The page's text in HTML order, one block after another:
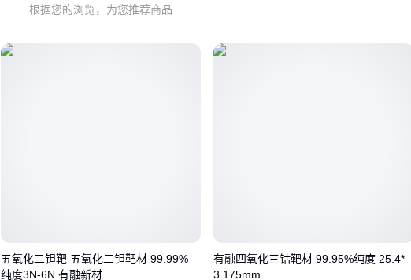
布、比表面积等未标注参数影响，这正是下阶段需要重点对比
热处理过程是否破坏配位结构
根据您的浏览，为您推荐商品
五氧化二钽靶 五氧化二钽靶材 99.99%
纯度3N-6N 有融新材
有融四氧化三钴靶材 99.95%纯度 25.4*
3.175mm